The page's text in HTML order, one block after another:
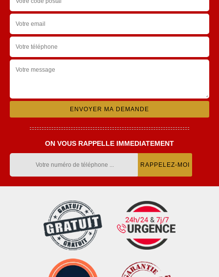
ON VOUS RAPPELLE IMMEDIATEMENT